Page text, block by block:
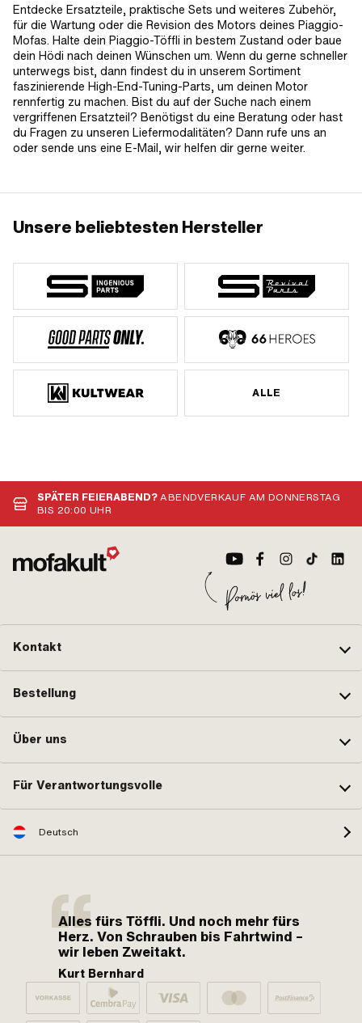
Entdecke Ersatzteile, praktische Sets und weiteres Zubehör,
für die Wartung oder die Revision des Motors deines Piaggio-
Mofas. Halte dein Piaggio-Töffli in bestem Zustand oder baue
dein Hödi nach deinen Wünschen um. Wenn du gerne schneller
unterwegs bist, dann findest du in unserem Sortiment
faszinierende High-End-Tuning-Parts, um deinen Motor
rennfertig zu machen. Bist du auf der Suche nach einem
vergriffenen Ersatzteil? Benötigst du eine Beratung oder hast
du Fragen zu unseren Liefermodalitäten? Dann rufe uns an
oder sende uns eine E-Mail, wir helfen dir gerne weiter.
Unsere beliebtesten Hersteller
ALLE
SPÄTER FEIERABEND?ABENDVERKAUF AM DONNERSTAG
BIS 20:00 UHR
Kontakt
Bestellung
Über uns
Für Verantwortungsvolle
Deutsch
Alles fürs Töffli. Und noch mehr fürs
Herz. Von Schrauben bis Fahrtwind –
wir leben Zweitakt.
Kurt Bernhard